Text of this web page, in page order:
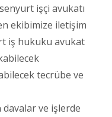
işçi avukatı
ekibimize iletişim
iş hukuku avukat
tecrübe ve
ve işlerde